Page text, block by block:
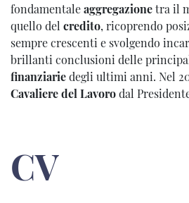
fondamentaleaggregazionetra il
quello del credito, ricoprendo
sempre crescenti e svolgendo
brillanti conclusioni delle
finanziariedegli ultimi anni. Nel
Cavaliere del Lavorodal
CV